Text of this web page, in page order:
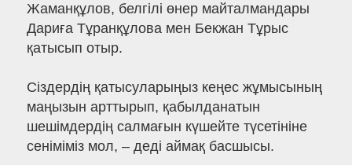
Жаманқұлов, белгілі өнер майталмандары
Дариға Тұранқұлова мен Бекжан Тұрыс
қатысып отыр.
Сіздердің қатысуларыңыз кеңес жұмысының
маңызын арттырып, қабылданатын
шешімдердің салмағын күшейте түсетініне
сеніміміз мол, – деді аймақ басшысы.